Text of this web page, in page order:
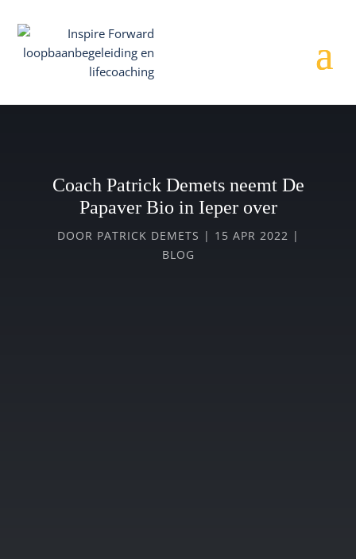
Coach Patrick Demets neemt De
Papaver Bio in Ieper over
DOOR PATRICK DEMETS | 15 APR 2022 |
BLOG